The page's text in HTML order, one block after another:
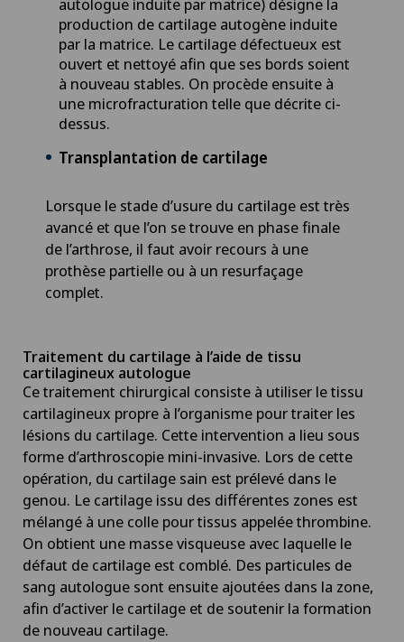
Gastroentérologie et hépatologie
Géiatrie aiguë
Gériatrie
Glaucome
Gonarthrose de la réserve-Valgus
Greffe de cornée
Groupe Parkinson
Gynécologie
Hallux valgus
Hématologie
Hémorroïdes
Hernie discale
autologue induite par matrice) désigne la
production de cartilage autogène induite
par la matrice. Le cartilage défectueux est
ouvert et nettoyé afin que ses bords soient
à nouveau stables. On procède ensuite à
une microfracturation telle que décrite ci-
dessus.
Transplantation de cartilage
Lorsque le stade d’usure du cartilage est très
avancé et que l’on se trouve en phase finale
de l’arthrose, il faut avoir recours à une
prothèse partielle ou à un resurfaçage
complet.
Traitement du cartilage à l’aide de tissu
cartilagineux autologue
Ce traitement chirurgical consiste à utiliser le tissu
cartilagineux propre à l’organisme pour traiter les
lésions du cartilage. Cette intervention a lieu sous
forme d’arthroscopie mini-invasive. Lors de cette
opération, du cartilage sain est prélevé dans le
genou. Le cartilage issu des différentes zones est
mélangé à une colle pour tissus appelée thrombine.
On obtient une masse visqueuse avec laquelle le
défaut de cartilage est comblé. Des particules de
sang autologue sont ensuite ajoutées dans la zone,
afin d’activer le cartilage et de soutenir la formation
de nouveau cartilage.